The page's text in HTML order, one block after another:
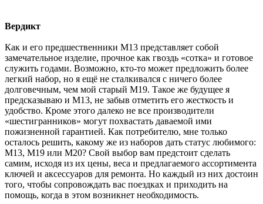
Вердикт
Как и его предшественники M13 представляет собой
замечательное изделие, прочное как гвоздь «сотка» и готовое
служить годами. Возможно, кто-то может предложить более
легкий набор, но я ещё не сталкивался с ничего более
долговечным, чем мой старый M19. Такое же будущее я
предсказываю и M13, не забыв отметить его жесткость и
удобство. Кроме этого далеко не все производители
«шестигранников» могут похвастать даваемой ими
пожизненной гарантией. Как потребителю, мне только
осталось решить, какому же из наборов дать статус любимого:
M13, M19 или М20? Свой выбор вам предстоит сделать
самим, исходя из их цены, веса и предлагаемого ассортимента
ключей и аксессуаров для ремонта. Но каждый из них достоин
того, чтобы сопровождать вас поездках и приходить на
помощь, когда в этом возникнет необходимость.